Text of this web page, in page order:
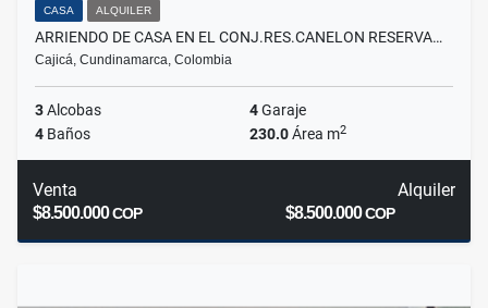
CASA ALQUILER
ARRIENDO DE CASA EN EL CONJ.RES.CANELON RESERVA…
Cajicá, Cundinamarca, Colombia
3Alcobas 4Garaje
4 Baños 230.0Área m2
Venta
$8.500.000COP
Alquiler
$8.500.000COP